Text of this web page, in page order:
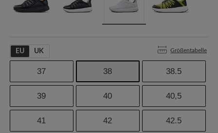
EU UK Größentabelle
37 38 38.5
39 40 40,5
41 42 42.5